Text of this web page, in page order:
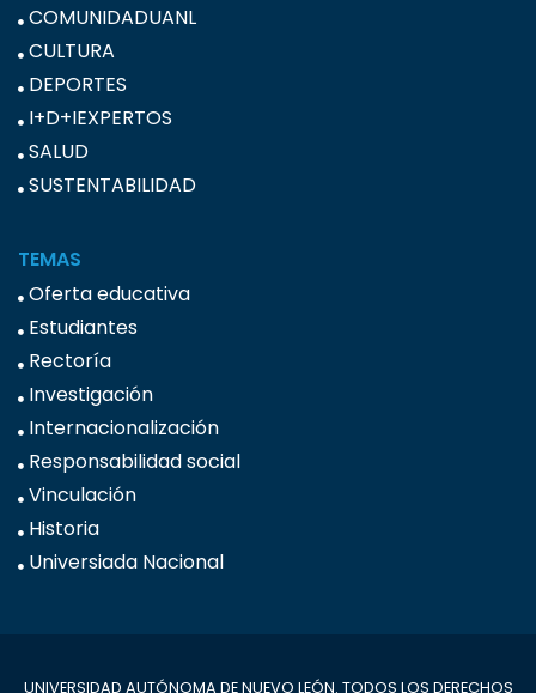
COMUNIDADUANL
CULTURA
DEPORTES
I+D+IEXPERTOS
SALUD
SUSTENTABILIDAD
TEMAS
Oferta educativa
Estudiantes
Rectoría
Investigación
Internacionalización
Responsabilidad social
Vinculación
Historia
Universiada Nacional
UNIVERSIDAD AUTÓNOMA DE NUEVO LEÓN. TODOS LOS DERECHOS